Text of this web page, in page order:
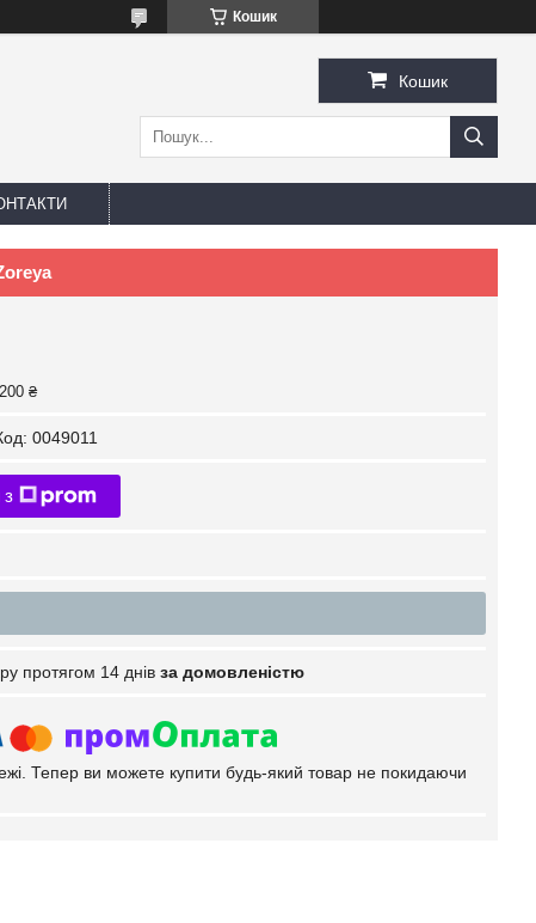
Кошик
Кошик
₴
0049011
з
протягом 14 днів за домовленістю
Тепер ви можете купити будь-який товар не покидаючи